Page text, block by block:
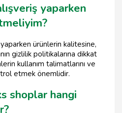
yaparken
ürünlerin kalitesine,
gizlilik politikalarına dikkat
kullanım talimatlarını ve
etmek önemlidir.
shoplar hangi